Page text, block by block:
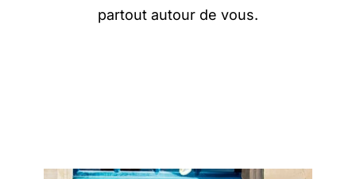
partout autour de vous.